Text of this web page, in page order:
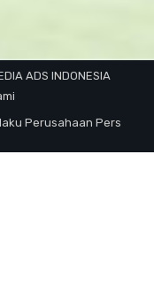
ADS INDONESIA
Perusahaan Pers